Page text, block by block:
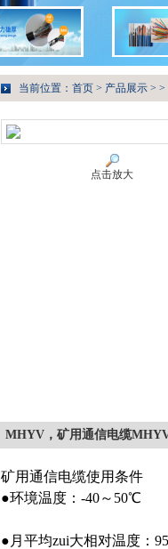
当前位置： 首页 > 产品展示 > >
点击放大
MHYV，矿用通信电缆
矿用通信电缆使用条件
●环境温度：-40～50℃
●月平均zui大相对温度：